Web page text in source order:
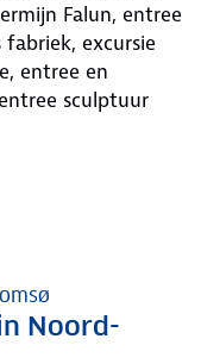
Falun, entree
excursie
entree en
sculptuur
Noord-